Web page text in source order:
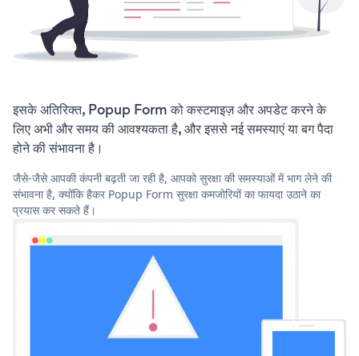
इसके अतिरिक्त, Popup Form को कस्टमाइज़ और अपडेट करने के
लिए अभी और समय की आवश्यकता है, और इससे नई समस्याएं या बग पैदा
होने की संभावना है।
जैसे-जैसे आपकी कंपनी बढ़ती जा रही है, आपको सुरक्षा की समस्याओं में भाग लेने की
संभावना है, क्योंकि हैकर Popup Form सुरक्षा कमजोरियों का फायदा उठाने का
प्रयास कर सकते हैं।